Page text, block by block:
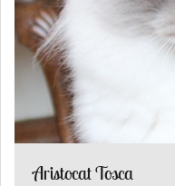
Aristocat Tosca